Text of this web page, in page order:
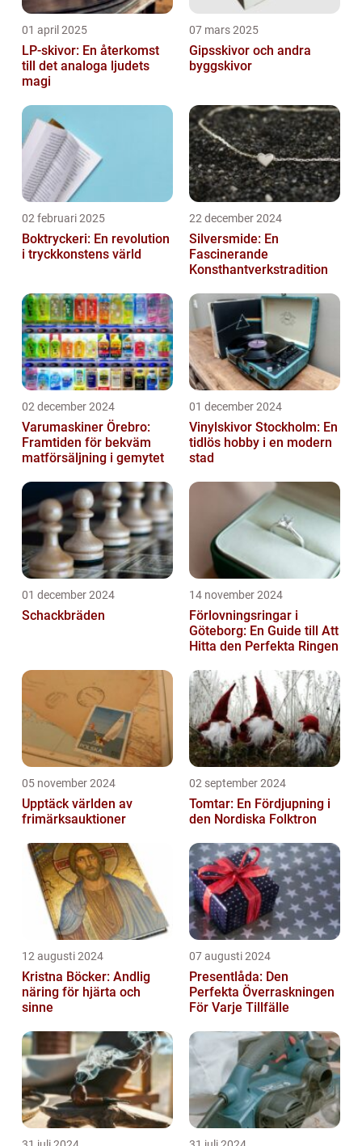
01 april 2025
LP-skivor: En återkomst
till det analoga ljudets
magi
07 mars 2025
Gipsskivor och andra
byggskivor
02 februari 2025
Boktryckeri: En revolution
i tryckkonstens värld
22 december 2024
Silversmide: En
Fascinerande
Konsthantverkstradition
02 december 2024
Varumaskiner Örebro:
Framtiden för bekväm
matförsäljning i gemytet
01 december 2024
Vinylskivor Stockholm: En
tidlös hobby i en modern
stad
01 december 2024
Schackbräden
14 november 2024
Förlovningsringar i
Göteborg: En Guide till Att
Hitta den Perfekta Ringen
05 november 2024
Upptäck världen av
frimärksauktioner
02 september 2024
Tomtar: En Fördjupning i
den Nordiska Folktron
12 augusti 2024
Kristna Böcker: Andlig
näring för hjärta och
sinne
07 augusti 2024
Presentlåda: Den
Perfekta Överraskningen
För Varje Tillfälle